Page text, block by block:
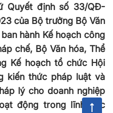
Quyết định số 33/QĐ-
của Bộ trưởng Bộ Văn
hành Kế hoạch công
chế, Bộ Văn hóa, Thể
Kế hoạch tổ chức Hội
kiến thức pháp luật và
lý cho doanh nghiệp
động trong lĩnh vực